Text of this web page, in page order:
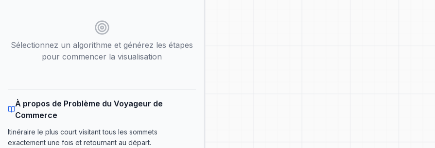
Nœud de Départ :
Sélectionnez un algorithme et générez les étapes
pour commencer la visualisation
À propos de Problème du Voyageur de
Commerce
Itinéraire le plus court visitant tous les sommets
exactement une fois et retournant au départ.